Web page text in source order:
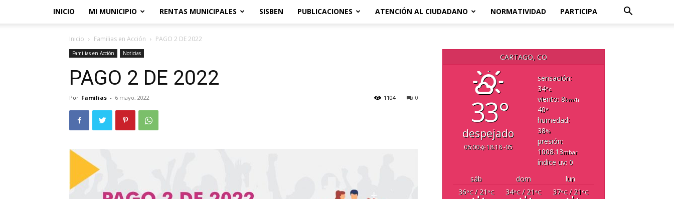
INICIO MI MUNICIPIO RENTAS MUNICIPALES SISBEN PUBLICACIONES ATENCIÓN AL CIUDADANO NORMATIVIDAD PARTICIPA
Inicio Familias en Acción PAGO 2 DE 2022
Familias en Acción Noticias
PAGO 2 DE 2022
Por Familias - 6 mayo, 2022 0
1104
CARTAGO, CO
33°
despejado
06:00 18:18 -05
sensación:
34°c
viento: 8km/h
40°
humedad:
38%
presión:
1008.13mbar
índice uv: 0
sáb
dom
lun
36°C/ 21 °C 34°C/ 21 °C 37°C/ 21 °C